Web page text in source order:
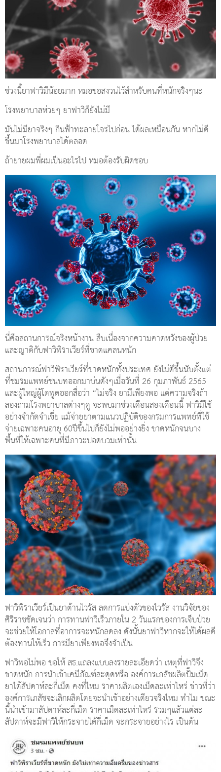
ช่วงนี้ยาฟาวิมีน้อยมาก หมอขอสงวนไว้สำหรับคนที่หนักจริงๆนะ
โรงพยาบาลห่วยๆ ยาฟาวิก็ยังไม่มี
มันไม่มียาจริงๆ กินฟ้าทะลายโจรไปก่อน ได้ผลเหมือนกัน หากไม่ดี
ขึ้นมาโรงพยาบาลได้ตลอด
ถ้ายายผมพี่ผมเป็นอะไรไป หมอต้องรับผิดชอบ
นี่คือสถานการณ์จริงหน้างาน สืบเนื่องจากความคาดหวังของผู้ป่วย
และญาติกับฟาวิพิราเวียร์ที่ขาดแคลนหนัก
สถานการณ์ฟาวิพิราเวียร์ที่ขาดหนักทั้งประเทศ ยังไม่ดีขึ้นนับตั้งแต่
ที่ชมรมแพทย์ชนบทออกมาบ่นดังๆเมื่อวันที่ 26 กุมภาพันธ์ 2565
และผู้ใหญ่ผู้โตพูดออกสื่อว่า “ไม่จริง ยามีเพียงพอ แต่ความจริงถ้า
ลองถามโรงพยาบาลต่างๆดู จะพบมาช่วงเดือนสองเดือนนี้ ฟาวิมีใช้
อย่างจำกัดจำเขี่ย แม้จ่ายยาตามแนวปฏิบัติของกรมการแพทย์ที่ใช้
จ่ายเฉพาะคนอายุ 60ปีขึ้นไปก็ยังไม่พออย่างยิ่ง ขาดหนักจนบาง
พื้นที่ให้เฉพาะคนที่มีภาวะปอดบวมเท่านั้น
ฟาวิพิราเวียร์เป็นยาต้านไวรัส ลดการแบ่งตัวของไวรัส งานวิจัยของ
ศิริราชชัดเจนว่า การทานฟาวิเร็วภายใน 2 วันแรกของการเจ็บป่วย
จะช่วยให้โอกาสที่อาการจะหนักลดลง ดังนั้นยาฟาวิหากจะให้ได้ผลดี
ต้องทานให้เร็ว การมียาเพียงพอจึงจำเป็น
ฟาวิพอไม่พอ ขอให้ สธ.แถลงแบบลงรายละเอียดว่า เหตุที่ฟาวิจึง
ขาดหนัก การนำเข้าเคมีภัณฑ์สะดุดหรือ องค์การเภสัชผลิตปั๊มเม็ด
ยาได้สัปดาห์ละกี่เม็ด คงที่ไหม ราคาผลิตเองเม็ดละเท่าไหร่ ข่าวที่ว่า
องค์การเภสัชจะเลิกผลิตโดยจะนำเข้าอย่างเดียวจริงไหม ทำไม ขณะ
นี้นำเข้ามาสัปดาห์ละกี่เม็ด ราคาเม็ดละเท่าไหร่ รวมๆแล้วแต่ละ
สัปดาห์จะมีฟาวิให้กระจายได้กี่เม็ด จะกระจายอย่างไร เป็นต้น